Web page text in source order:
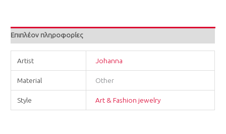
Επιπλέον πληροφορίες
Artist Johanna
Material Other
Style Art & Fashion jewelry